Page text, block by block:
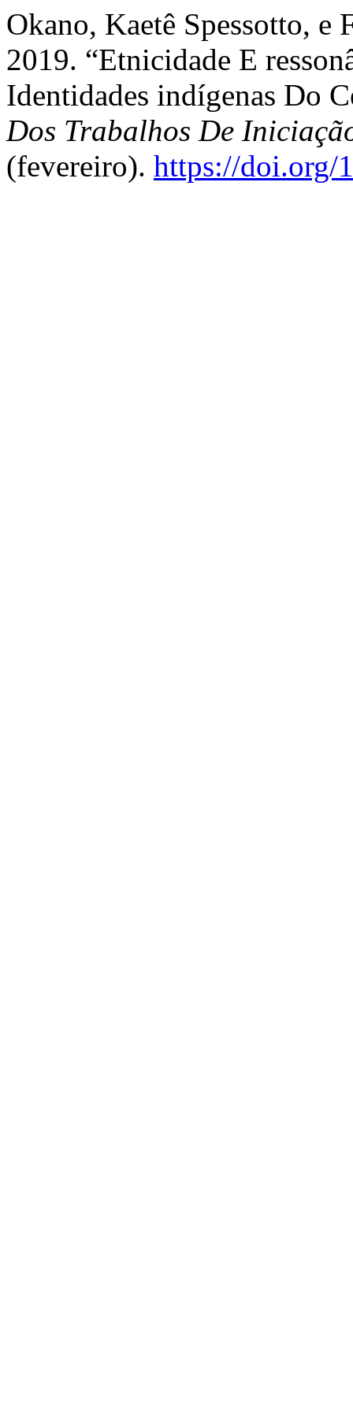
Okano, Kaetê Spessotto, e
2019. “Etnicidade E
Identidades indígenas Do
Dos Trabalhos De
(fevereiro). https://doi.org/